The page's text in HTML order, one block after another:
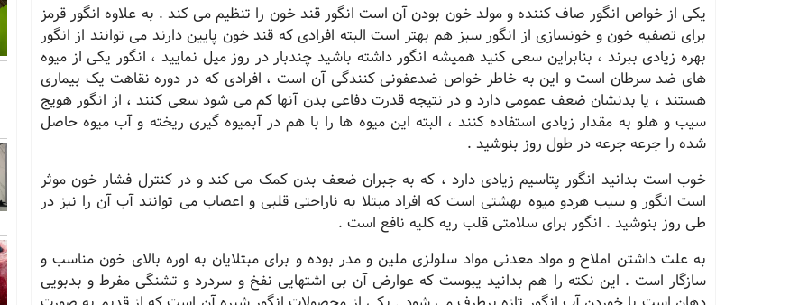
یکی از خواص انگور صاف کننده و مولد خون بودن آن است انگور قند خون را تنظیم می کند . به علاوه انگور قرمز
برای تصفیه خون و خونسازی از انگور سبز هم بهتر است البته افرادی که قند خون پایین دارند می توانند از انگور
بهره زیادی ببرند ، بنابراین سعی کنید همیشه انگور داشته باشید چندبار در روز میل نمایید ، انگور یکی از میوه
های ضد سرطان است و این به خاطر خواص ضدعفونی کنندگی آن است ، افرادی که در دوره نقاهت یک بیماری
هستند ، یا بدنشان ضعف عمومی دارد و در نتیجه قدرت دفاعی بدن آنها کم می شود سعی کنند ، از انگور هویج
سیب و هلو به مقدار زیادی استفاده کنند ، البته این میوه ها را با هم در آبمیوه گیری ریخته و آب میوه حاصل
شده را جرعه جرعه در طول روز بنوشید .
خوب است بدانید انگور پتاسیم زیادی دارد ، که به جبران ضعف بدن کمک می کند و در کنترل فشار خون موثر
است انگور و سیب هردو میوه بهشتی است که افراد مبتلا به ناراحتی قلبی و اعصاب می توانند آب آن را نیز در
طی روز بنوشید . انگور برای سلامتی قلب ریه کلیه نافع است .
به علت داشتن املاح و مواد معدنی مواد سلولزی ملین و مدر بوده و برای مبتلایان به اوره بالای خون مناسب و
سازگار است . این نکته را هم بدانید یبوست که عوارض آن بی اشتهایی نفخ و سردرد و تشنگی مفرط و بدبویی